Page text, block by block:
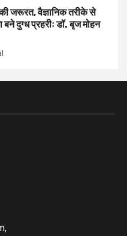
जरूरत, वैज्ञानिक तरीके से
बने दुग्ध प्रहरीः डॉ. बृज मोहन